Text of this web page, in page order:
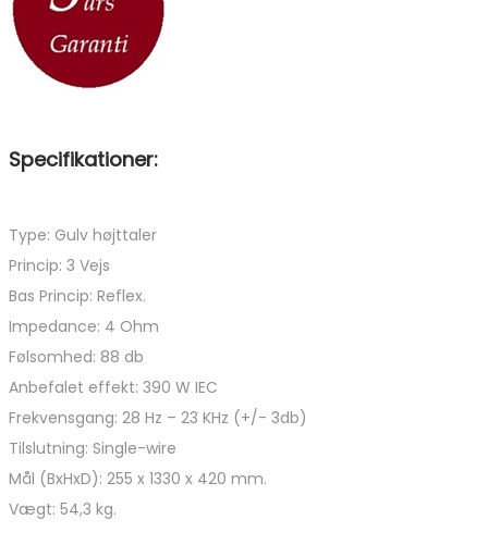
Specifikationer:
Type: Gulv højttaler
Princip: 3 Vejs
Bas Princip: Reflex.
Impedance: 4 Ohm
Følsomhed: 88 db
Anbefalet effekt: 390 W IEC
Frekvensgang: 28 Hz – 23 KHz (+/- 3db)
Tilslutning: Single-wire
Mål (BxHxD): 255 x 1330 x 420 mm.
Vægt: 54,3 kg.